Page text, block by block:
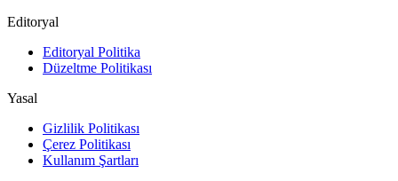
Editoryal
Editoryal Politika
Düzeltme Politikası
Yasal
Gizlilik Politikası
Çerez Politikası
Kullanım Şartları